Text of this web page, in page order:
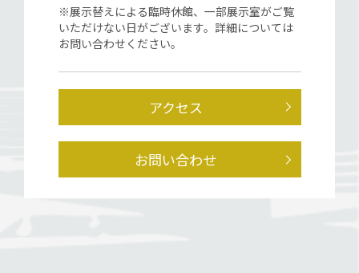
※展示替えによる臨時休館、一部展示室がご覧
いただけない日がございます。詳細については
お問い合わせください。
アクセス
お問い合わせ